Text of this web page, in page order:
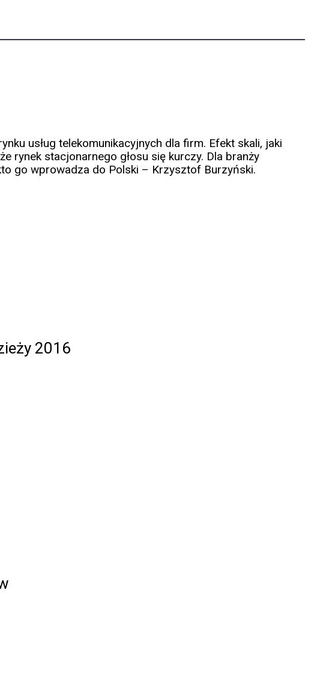
usług telekomunikacyjnych dla firm. Efekt skali, jaki
rynek stacjonarnego głosu się kurczy. Dla branży
go wprowadza do Polski – Krzysztof Burzyński.
2016